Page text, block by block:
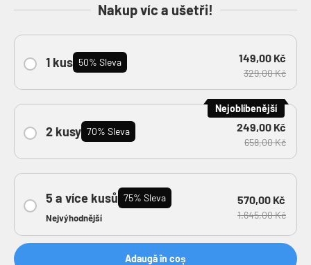
Nakup víc a ušetři!
1 kus 50% Sleva 149,00 Kč
329,00 Kč
2 kusy 70% Sleva
Nejoblíbenější
249,00 Kč
658,00 Kč
5 a více kusů 75% Sleva
Nejvýhodnější
570,00 Kč
1.645,00 Kč
Adaugă în coș